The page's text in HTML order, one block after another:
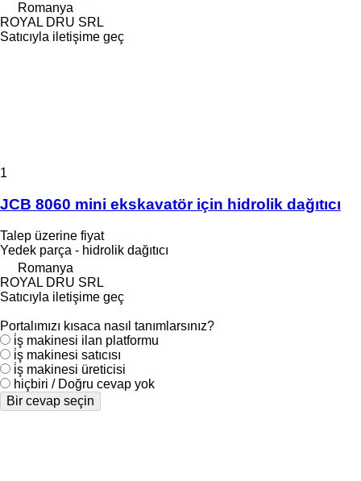
Romanya
ROYAL DRU SRL
Satıcıyla iletişime geç
1
JCB 8060 mini ekskavatör için hidrolik dağıtıcı
Talep üzerine fiyat
Yedek parça - hidrolik dağıtıcı
Romanya
ROYAL DRU SRL
Satıcıyla iletişime geç
Portalımızı kısaca nasıl tanımlarsınız?
i̇ş makinesi ilan platformu
i̇ş makinesi satıcısı
i̇ş makinesi üreticisi
hiçbiri / Doğru cevap yok
Bir cevap seçin